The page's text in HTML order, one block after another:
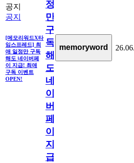
공지
공지
[메모리워드X타
임스프레드] 최
애 일정만 구독
해도 네이버페
이 지급! 최애
구독 이벤트
OPEN!
정
만
구
독
해
도
네
이
버
페
이
지
급!
memoryword